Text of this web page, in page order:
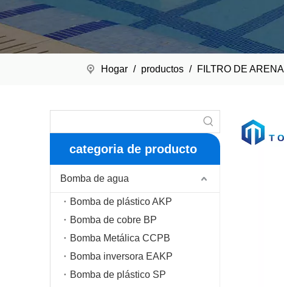
Hogar / productos / FILTRO DE ARENA
categoria de producto
Bomba de agua
Bomba de plástico AKP
Bomba de cobre BP
Bomba Metálica CCPB
Bomba inversora EAKP
Bomba de plástico SP